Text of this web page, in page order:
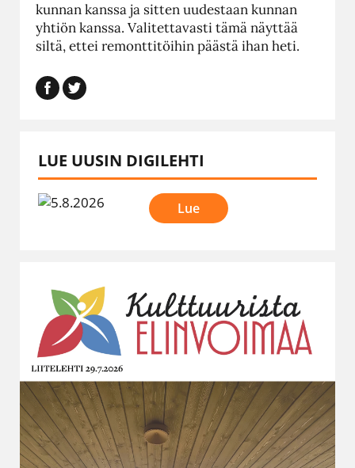
kunnan kanssa ja sitten uudestaan kunnan
yhtiön kanssa. Valitettavasti tämä näyttää
siltä, ettei remonttitöihin päästä ihan heti.
LUE UUSIN DIGILEHTI
Lue